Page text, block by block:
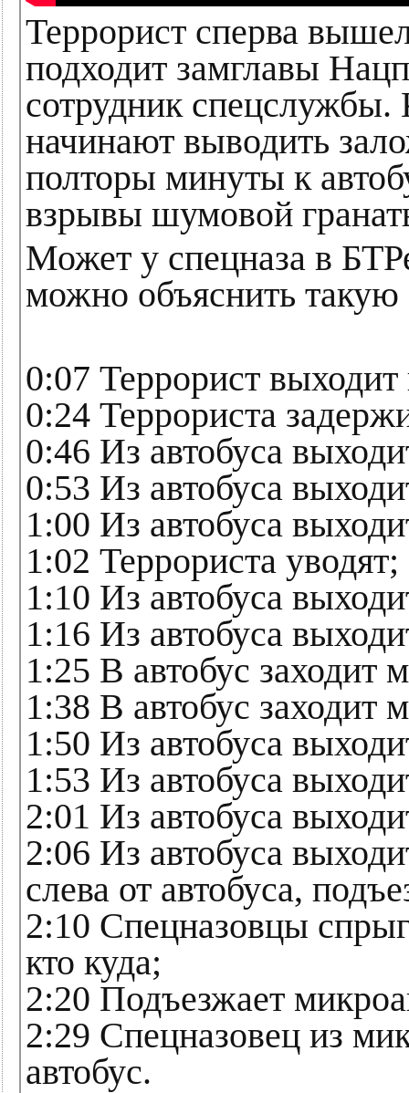
Террорист сперва
подходит замглавы
сотрудник
начинают выводить
полторы минуты к
взрывы шумовой
Может у спецназа в
можно объяснить
0:07 Террорист выходит
0:24 Террориста
0:46 Из автобуса
0:53 Из автобуса
1:00 Из автобуса
1:02 Террориста уводят;
1:10 Из автобуса
1:16 Из автобуса
1:25 В автобус заходит
1:38 В автобус заходит
1:50 Из автобуса
1:53 Из автобуса
2:01 Из автобуса
2:06 Из автобуса
слева от автобуса,
2:10 Спецназовцы
кто куда;
2:20 Подъезжает
2:29 Спецназовец из
автобус.